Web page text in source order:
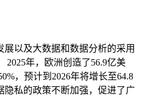
展以及大数据和数据分析的采用
2025年，欧洲创造了56.9亿美
，预计到2026年将增长至64.8
隐私的政策不断加强，促进了广